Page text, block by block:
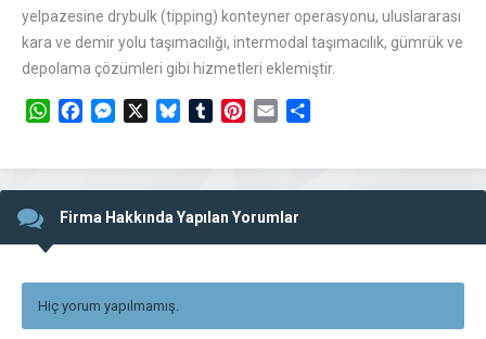
yelpazesine drybulk (tipping) konteyner operasyonu, uluslararası
kara ve demir yolu taşımacılığı, intermodal taşımacılık, gümrük ve
depolama çözümleri gibi hizmetleri eklemiştir.
WhatsAppFacebookMessengerBlueskyTumblrPinterest
Email
Firma Hakkında Yapılan Yorumlar
Hiç yorum yapılmamış.